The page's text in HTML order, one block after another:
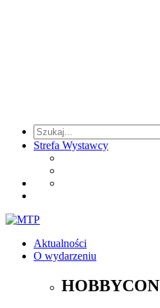
Strefa Wystawcy
Aktualności
O wydarzeniu
HOBBYCON